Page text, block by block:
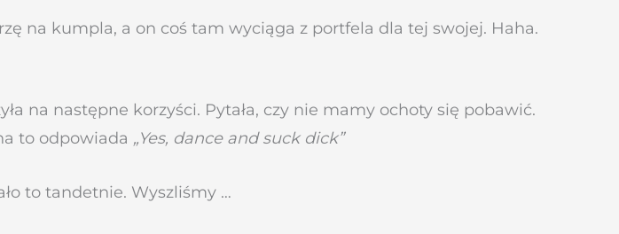
na kumpla, a on coś tam wyciąga z portfela dla tej swojej. Haha.
na następne korzyści. Pytała, czy nie mamy ochoty się pobawić.
to odpowiada „Yes, dance and suck dick”
to tandetnie. Wyszliśmy …